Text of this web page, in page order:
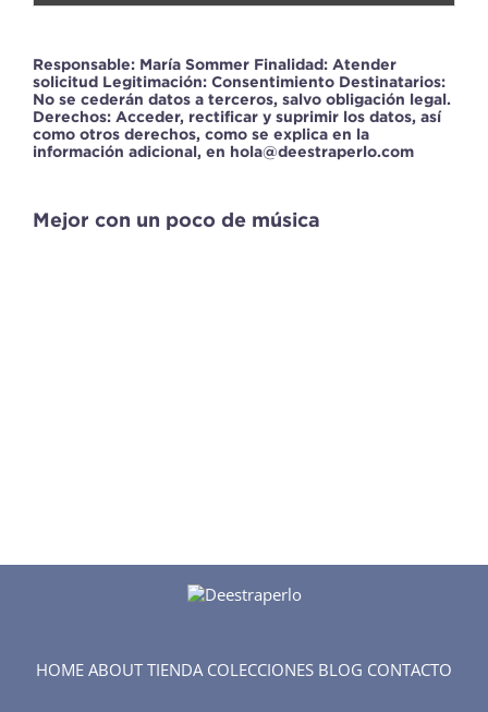
Responsable: María Sommer Finalidad: Atender
solicitud Legitimación: Consentimiento Destinatarios:
No se cederán datos a terceros, salvo obligación legal.
Derechos: Acceder, rectificar y suprimir los datos, así
como otros derechos, como se explica en la
información adicional, en hola@deestraperlo.com
Mejor con un poco de música
HOME ABOUT TIENDA COLECCIONES BLOG CONTACTO